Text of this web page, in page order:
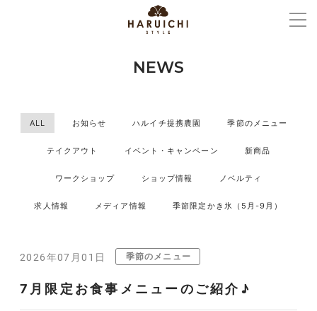
NEWS
ALL お知らせ ハルイチ提携農園 季節のメニュー
テイクアウト イベント・キャンペーン 新商品
ワークショップ ショップ情報 ノベルティ
求人情報 メディア情報 季節限定かき氷（5月-9月）
2026年07月01日 季節のメニュー
7月限定お食事メニューのご紹介♪